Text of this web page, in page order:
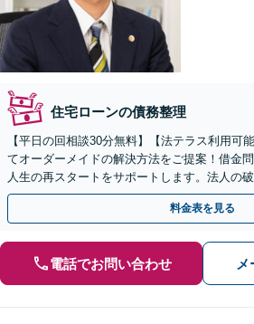
住宅ローンの債務整理
【平日の回相談30分無料】【法テラス利用可
てオーダーメイドの解決方法をご提案！借金
人生の再スタートをサポートします。法人の
【夜間・休日相談可】【個室】【瓦町駅10分】
料金表を見る
電話でお問い合わせ